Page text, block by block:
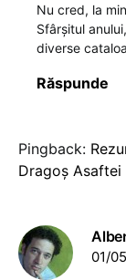
Nu cred, la
Sfârșitul
diverse
Răspunde
Pingback:
Dragoş Asaftei
01/